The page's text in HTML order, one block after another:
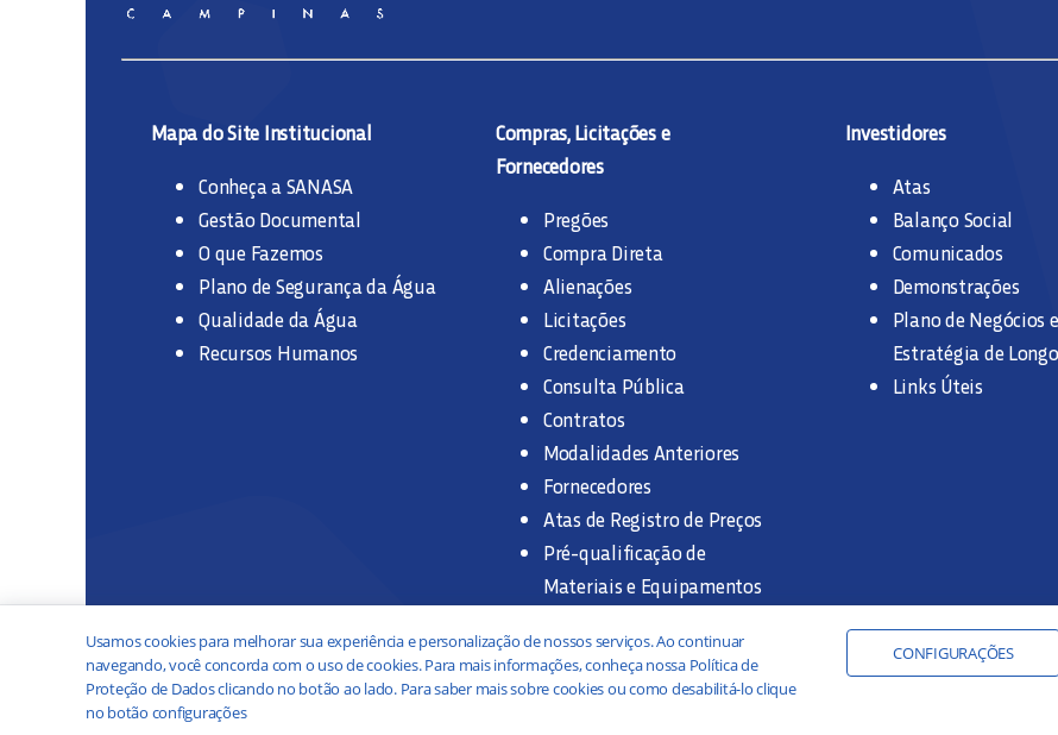
Mapa do Site Institucional
Conheça a SANASA
Gestão Documental
O que Fazemos
Plano de Segurança da Água
Qualidade da Água
Recursos Humanos
Compras, Licitações e
Fornecedores
Pregões
Compra Direta
Alienações
Licitações
Credenciamento
Consulta Pública
Contratos
Modalidades Anteriores
Fornecedores
Atas de Registro de Preços
Pré-qualificação de
Materiais e Equipamentos
Documentação Interna
Investidores
Atas
Balanço Social
Comunicados
Demonstrações
Plano de Negócios e
Estratégia de
Links Úteis
Usamos cookies para melhorar sua experiência e personalização de nossos serviços. Ao continuar
navegando, você concorda com o uso de cookies. Para mais informações, conheça nossa Política de
Proteção de Dados clicando no botão ao lado. Para saber mais sobre cookies ou como desabilitá-lo clique
no botão configurações
CONFIGURAÇÕES